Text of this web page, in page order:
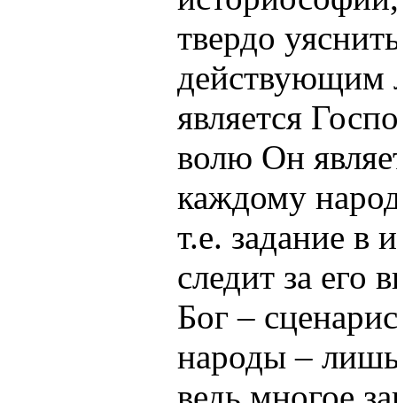
твердо
действующим
является
волю Он
каждому
т.е. задание в
следит за его
Бог –
народы –